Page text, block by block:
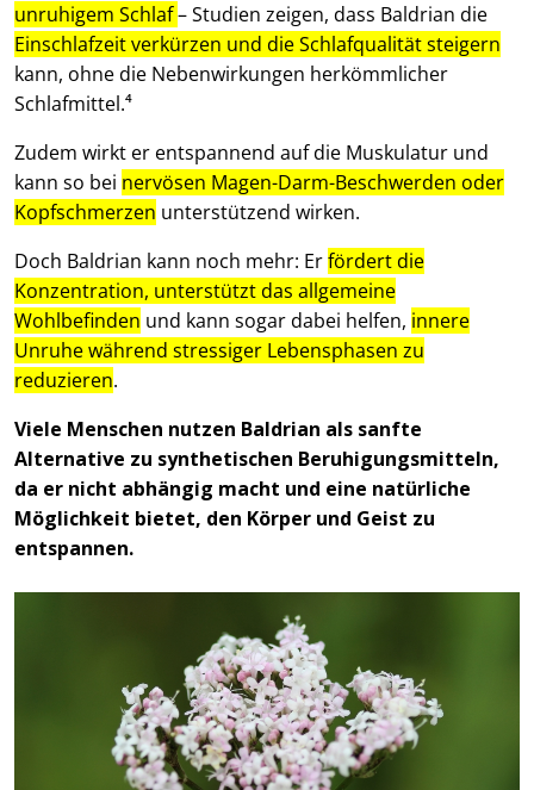
unruhigem Schlaf– Studien zeigen, dass Baldrian die
Einschlafzeit verkürzen und die Schlafqualität steigern
kann, ohne die Nebenwirkungen herkömmlicher
Schlafmittel.⁴
Zudem wirkt er entspannend auf die Muskulatur und
kann so bei nervösen Magen-Darm-Beschwerden oder
Kopfschmerzen unterstützend wirken.
Doch Baldrian kann noch mehr: Erfördert die
Konzentration, unterstützt das allgemeine
Wohlbefinden und kann sogar dabei helfen, innere
Unruhe während stressiger Lebensphasen zu
reduzieren.
Viele Menschen nutzen Baldrian als sanfte
Alternative zu synthetischen Beruhigungsmitteln,
da er nicht abhängig macht und eine natürliche
Möglichkeit bietet, den Körper und Geist zu
entspannen.